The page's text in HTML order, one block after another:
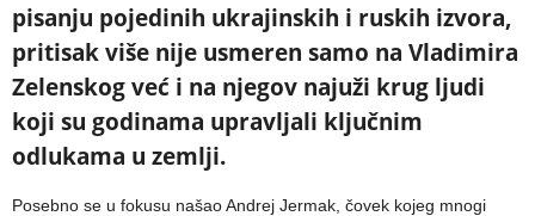
pisanju pojedinih ukrajinskih i ruskih izvora,
pritisak više nije usmeren samo na Vladimira
Zelenskog već i na njegov najuži krug ljudi
koji su godinama upravljali ključnim
odlukama u zemlji.
Posebno se u fokusu našao Andrej Jermak, čovek kojeg mnogi